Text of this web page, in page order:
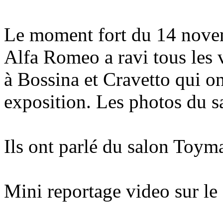
Le moment fort du 14
Alfa Romeo a ravi tous les
à Bossina et Cravetto qui
exposition. Les photos du
Ils ont parlé du salon
Mini reportage video sur